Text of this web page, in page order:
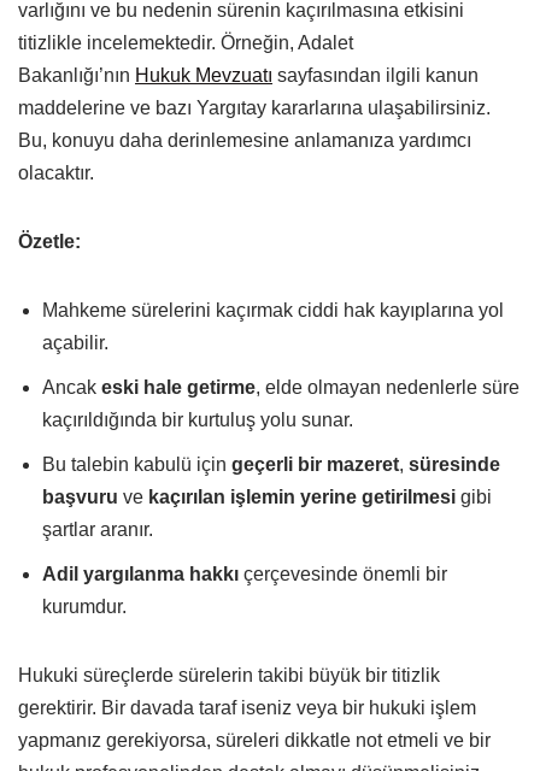
varlığını ve bu nedenin sürenin kaçırılmasına etkisini
titizlikle incelemektedir. Örneğin, Adalet
Bakanlığı’nın Hukuk Mevzuatı sayfasından ilgili kanun
maddelerine ve bazı Yargıtay kararlarına ulaşabilirsiniz.
Bu, konuyu daha derinlemesine anlamanıza yardımcı
olacaktır.
Özetle:
Mahkeme sürelerini kaçırmak ciddi hak kayıplarına yol
açabilir.
Ancak eski hale getirme, elde olmayan nedenlerle süre
kaçırıldığında bir kurtuluş yolu sunar.
Bu talebin kabulü için geçerli bir mazeret, süresinde
başvuru ve kaçırılan işlemin yerine getirilmesi gibi
şartlar aranır.
Adil yargılanma hakkı çerçevesinde önemli bir
kurumdur.
Hukuki süreçlerde sürelerin takibi büyük bir titizlik
gerektirir. Bir davada taraf iseniz veya bir hukuki işlem
yapmanız gerekiyorsa, süreleri dikkatle not etmeli ve bir